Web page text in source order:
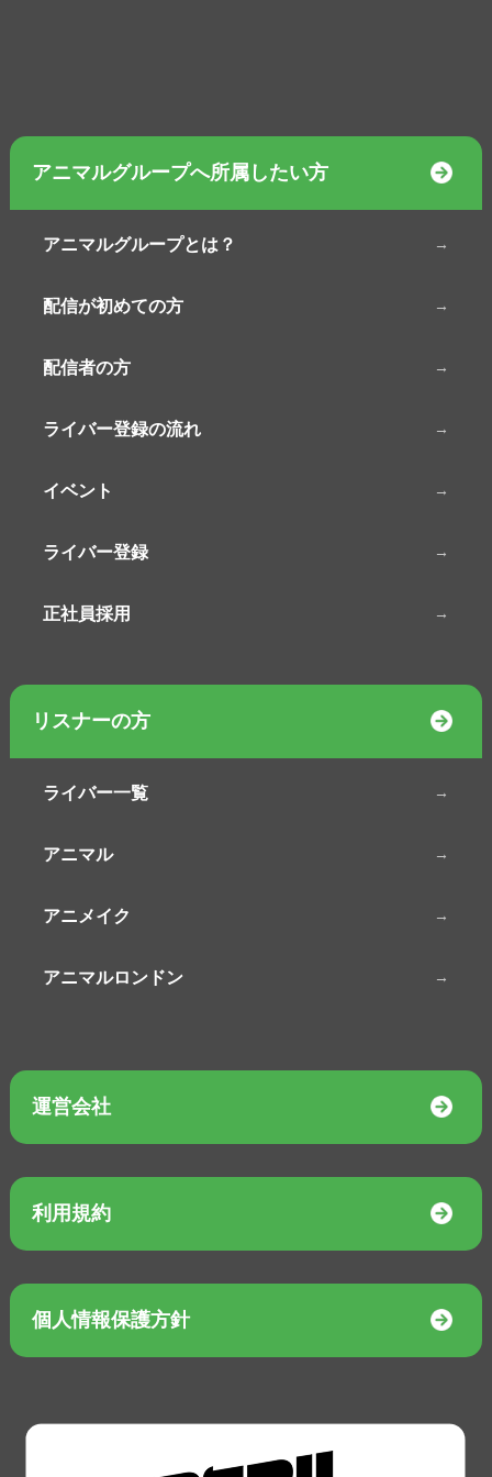
アニマルグループへ所属したい方
アニマルグループとは？
配信が初めての方
配信者の方
ライバー登録の流れ
イベント
ライバー登録
正社員採用
リスナーの方
ライバー一覧
アニマル
アニメイク
アニマルロンドン
運営会社
利用規約
個人情報保護方針